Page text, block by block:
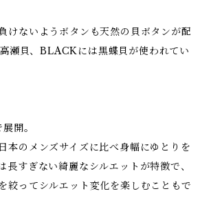
けないようボタンも天然の貝ボタンが配
瀬貝、BLACKには黒蝶貝が使われてい
開。
本のメンズサイズに比べ身幅にゆとりを
長すぎない綺麗なシルエットが特徴で、
絞ってシルエット変化を楽しむこともで